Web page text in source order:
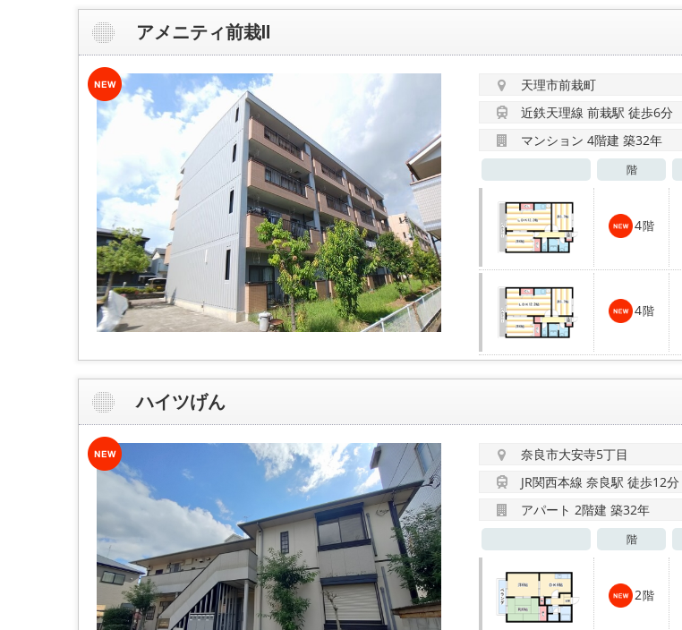
アメニティ前栽Ⅱ
天理市前栽町
近鉄天理線 前栽駅 徒歩6分
マンション 4階建 築32年
階
4階
4階
ハイツげん
奈良市大安寺5丁目
JR関西本線 奈良駅 徒歩12分
アパート 2階建 築32年
階
2階